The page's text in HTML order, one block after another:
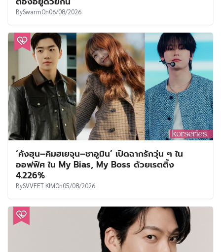
BySwarmOn06/08/2026
‘คังฮุน–คิมฮเยจุน–ชาอูมิน’ เปิดฉากรักวุ่น ๆ ใน
ออฟฟิศ ใน My Bias, My Boss ด้วยเรตติ้ง
4.226%
BySVVEET KIMOn05/08/2026